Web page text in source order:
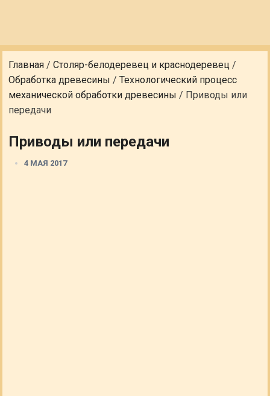
Главная /Столяр-белодеревец и краснодеревец /
Обработка древесины /Технологический процесс
механической обработки древесины / Приводы или
передачи
Приводы или передачи
4 МАЯ 2017